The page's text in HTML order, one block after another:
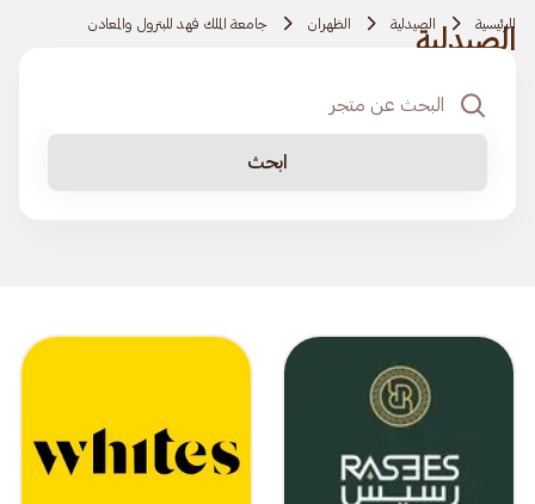
الرئيسية الصيدلية الظهران جامعة الملك فهد للبترول والمعادن
الصيدلية
ابحث